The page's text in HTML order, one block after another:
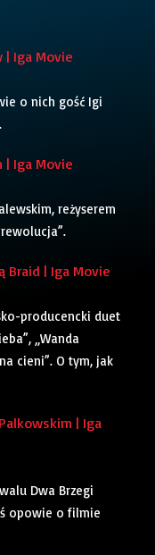
| Iga Movie
o nich gość Igi
| Iga Movie
reżyserem
Braid | Iga Movie
producencki duet
„Wanda
cieni”. O tym, jak
| Iga
Dwa Brzegi
opowie o filmie